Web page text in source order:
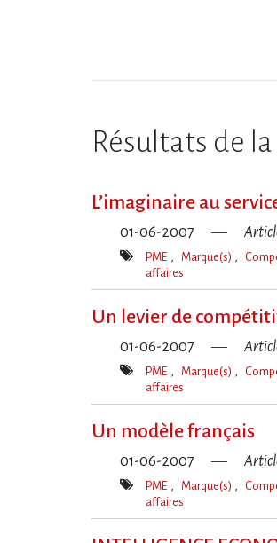
Résultats de
L’imaginaire au
01-06-2007
Mot(s)-
PME Marque(s)
affaires
Un levier de
01-06-2007
Mot(s)-
PME Marque(s)
affaires
Un modèle français
01-06-2007
Mot(s)-
PME Marque(s)
affaires